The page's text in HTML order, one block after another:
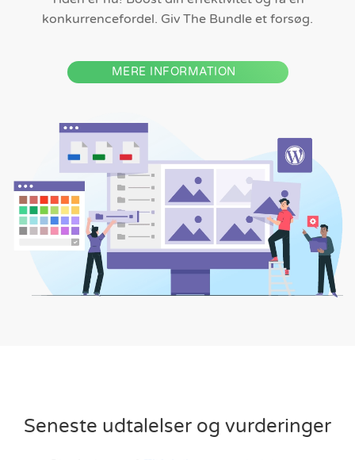
konkurrencefordel. Giv The Bundle et forsøg.
MERE INFORMATION
Seneste udtalelser og vurderinger